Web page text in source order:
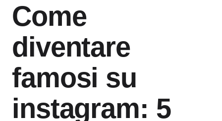
Come
diventare
famosi su
instagram: 5